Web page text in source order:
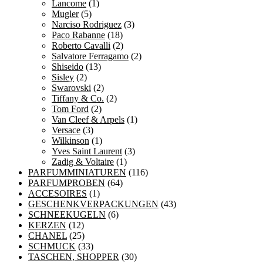
Lancome (1)
Mugler (5)
Narciso Rodriguez (3)
Paco Rabanne (18)
Roberto Cavalli (2)
Salvatore Ferragamo (2)
Shiseido (13)
Sisley (2)
Swarovski (2)
Tiffany & Co. (2)
Tom Ford (2)
Van Cleef & Arpels (1)
Versace (3)
Wilkinson (1)
Yves Saint Laurent (3)
Zadig & Voltaire (1)
PARFUMMINIATUREN (116)
PARFUMPROBEN (64)
ACCESOIRES (1)
GESCHENKVERPACKUNGEN (43)
SCHNEEKUGELN (6)
KERZEN (12)
CHANEL (25)
SCHMUCK (33)
TASCHEN, SHOPPER (30)